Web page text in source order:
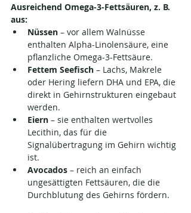
Ausreichend Omega-3-Fettsäuren, z. B.
aus:
Nüssen – vor allem Walnüsse
enthalten Alpha-Linolensäure, eine
pflanzliche Omega-3-Fettsäure.
Fettem Seefisch – Lachs, Makrele
oder Hering liefern DHA und EPA, die
direkt in Gehirnstrukturen eingebaut
werden.
Eiern – sie enthalten wertvolles
Lecithin, das für die
Signalübertragung im Gehirn wichtig
ist.
Avocados – reich an einfach
ungesättigten Fettsäuren, die die
Durchblutung des Gehirns fördern.